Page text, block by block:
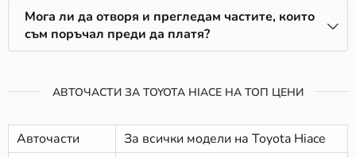
Мога ли да отворя и прегледам частите, които
съм поръчал преди да платя?
АВТОЧАСТИ ЗА TOYOTA HIACE НА ТОП ЦЕНИ
Авточасти
За всички модели на Toyota Hiace